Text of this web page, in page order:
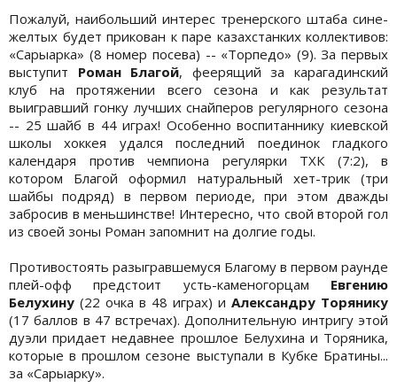
Пожалуй, наибольший интерес тренерского штаба сине-
желтых будет прикован к паре казахстанких коллективов:
«Сарыарка» (8 номер посева) -- «Торпедо» (9). За первых
выступит Роман Благой, феерящий за карагадинский
клуб на протяжении всего сезона и как результат
выигравший гонку лучших снайперов регулярного сезона
-- 25 шайб в 44 играх! Особенно воспитаннику киевской
школы хоккея удался последний поединок гладкого
календаря против чемпиона регулярки ТХК (7:2), в
котором Благой оформил натуральный хет-трик (три
шайбы подряд) в первом периоде, при этом дважды
забросив в меньшинстве! Интересно, что свой второй гол
из своей зоны Роман запомнит на долгие годы.
Противостоять разыгравшемуся Благому в первом раунде
плей-офф предстоит усть-каменогорцам Евгению
Белухину (22 очка в 48 играх) и Александру Торянику
(17 баллов в 47 встречах). Дополнительную интригу этой
дуэли придает недавнее прошлое Белухина и Торяника,
которые в прошлом сезоне выступали в Кубке Братины...
за «Сарыарку».